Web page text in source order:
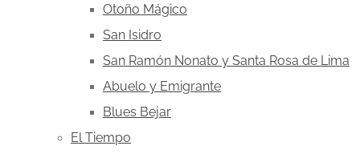
Otoño Mágico
San Isidro
San Ramón Nonato y Santa Rosa de Lima
Abuelo y Emigrante
Blues Bejar
El Tiempo